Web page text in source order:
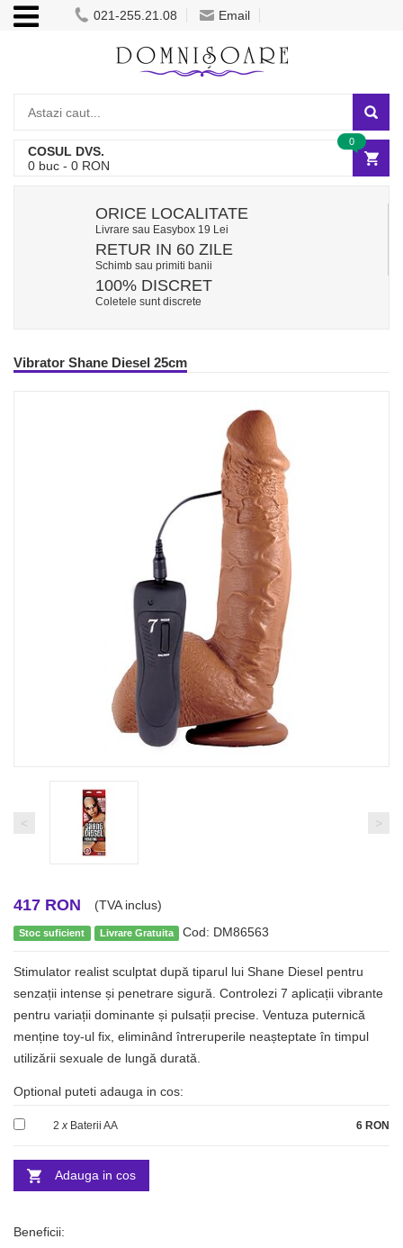
021-255.21.08 Email
COSUL DVS.
0 buc - 0 RON
0
ORICE LOCALITATE
Livrare sau Easybox 19 Lei
RETUR IN 60 ZILE
Schimb sau primiti banii
100% DISCRET
Coletele sunt discrete
Vibrator Shane Diesel 25cm
< >
417 RON (TVA inclus)
Stoc suficient Livrare Gratuita Cod: DM86563
Stimulator realist sculptat după tiparul lui Shane Diesel pentru
senzații intense și penetrare sigură. Controlezi 7 aplicații vibrante
pentru variații dominante și pulsații precise. Ventuza puternică
menține toy-ul fix, eliminând întreruperile neașteptate în timpul
utilizării sexuale de lungă durată.
Optional puteti adauga in cos:
2x Baterii AA 6 RON
Adauga in cos
Beneficii: